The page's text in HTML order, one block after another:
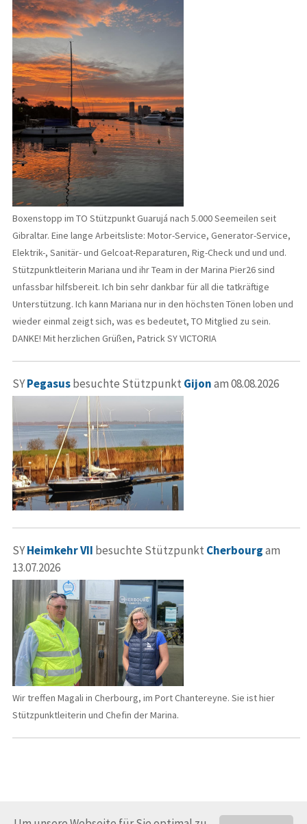
Boxenstopp im TO Stützpunkt Guarujá nach 5.000 Seemeilen seit
Gibraltar. Eine lange Arbeitsliste: Motor-Service, Generator-Service,
Elektrik-, Sanitär- und Gelcoat-Reparaturen, Rig-Check und und und.
Stützpunktleiterin Mariana und ihr Team in der Marina Pier26 sind
unfassbar hilfsbereit. Ich bin sehr dankbar für all die tatkräftige
Unterstützung. Ich kann Mariana nur in den höchsten Tönen loben und
wieder einmal zeigt sich, was es bedeutet, TO Mitglied zu sein.
DANKE! Mit herzlichen Grüßen, Patrick SY VICTORIA
SYPegasusbesuchte Stützpunkt Gijonam 08.08.2026
SYHeimkehr VII besuchte Stützpunkt Cherbourgam
13.07.2026
Wir treffen Magali in Cherbourg, im Port Chantereyne. Sie ist hier
Stützpunktleiterin und Chefin der Marina.